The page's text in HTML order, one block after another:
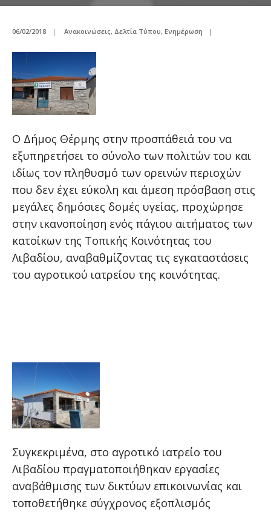
06/02/2018 | Ανακοινώσεις, Δελτία Τύπου, Ενημέρωση |
Ο Δήμος Θέρμης στην προσπάθειά του να
εξυπηρετήσει το σύνολο των πολιτών του και
ιδίως τον πληθυσμό των ορεινών περιοχών
που δεν έχει εύκολη και άμεση πρόσβαση στις
μεγάλες δημόσιες δομές υγείας, προχώρησε
στην ικανοποίηση ενός πάγιου αιτήματος των
κατοίκων της Τοπικής Κοινότητας του
Λιβαδίου, αναβαθμίζοντας τις εγκαταστάσεις
του αγροτικού ιατρείου της κοινότητας.
Συγκεκριμένα, στο αγροτικό ιατρείο του
Λιβαδίου πραγματοποιήθηκαν εργασίες
αναβάθμισης των δικτύων επικοινωνίας και
τοποθετήθηκε σύγχρονος εξοπλισμός